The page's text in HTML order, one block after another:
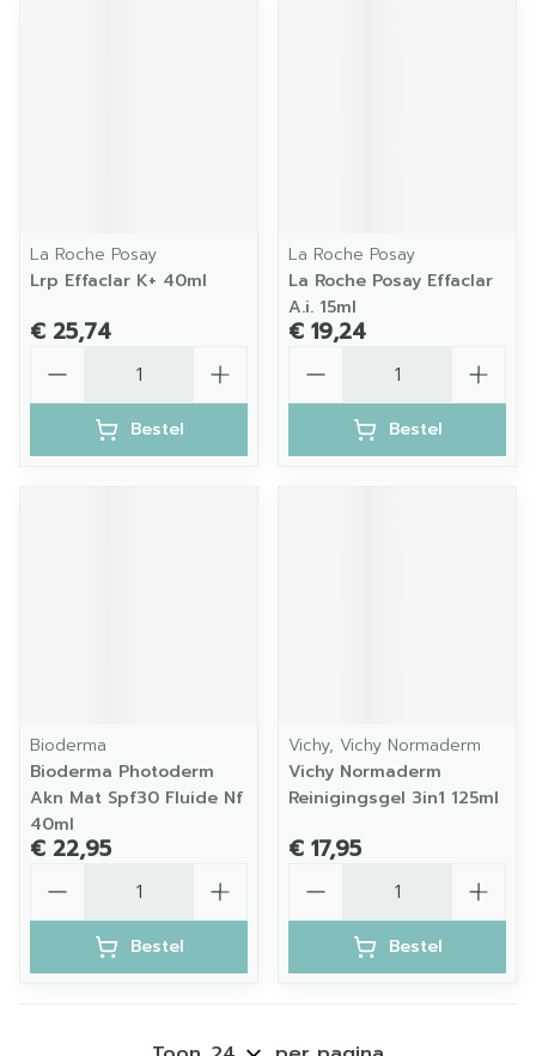
La Roche Posay
Lrp Effaclar K+ 40ml
€ 25,74
Bestel
La Roche Posay
La Roche Posay Effaclar
A.i. 15ml
€ 19,24
Bestel
Bioderma
Bioderma Photoderm
Akn Mat Spf30 Fluide Nf
40ml
€ 22,95
Bestel
Vichy, Vichy Normaderm
Vichy Normaderm
Reinigingsgel 3in1 125ml
€ 17,95
Bestel